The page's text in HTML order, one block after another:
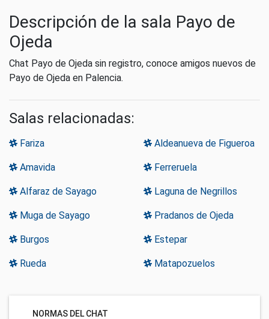
Descripción de la sala Payo de
Ojeda
Chat Payo de Ojeda sin registro, conoce amigos nuevos de
Payo de Ojeda en Palencia.
Salas relacionadas:
Fariza Aldeanueva de Figueroa
Amavida Ferreruela
Alfaraz de Sayago Laguna de Negrillos
Muga de Sayago Pradanos de Ojeda
Burgos Estepar
Rueda Matapozuelos
NORMAS DEL CHAT